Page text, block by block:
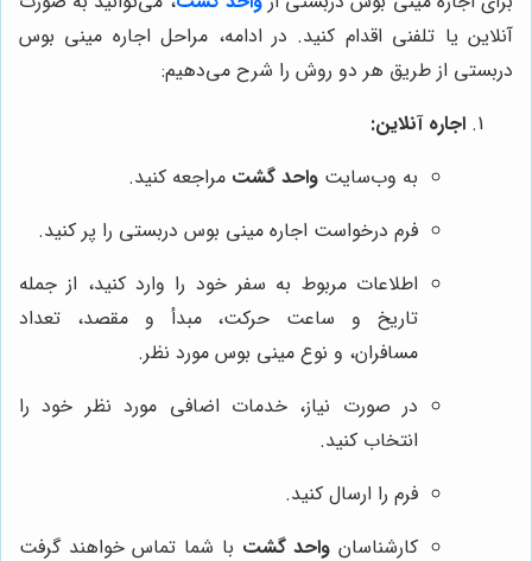
آنلاین یا تلفنی اقدام کنید. در ادامه، مراحل اجاره مینی بوس
دربستی از طریق هر دو روش را شرح می‌دهیم:
اجاره آنلاین:
به وب‌سایت واحد گشت مراجعه کنید.
فرم درخواست اجاره مینی بوس دربستی را پر کنید.
اطلاعات مربوط به سفر خود را وارد کنید، از جمله
تاریخ و ساعت حرکت، مبدأ و مقصد، تعداد
مسافران، و نوع مینی بوس مورد نظر.
در صورت نیاز، خدمات اضافی مورد نظر خود را
انتخاب کنید.
فرم را ارسال کنید.
کارشناسان واحد گشت با شما تماس خواهند گرفت